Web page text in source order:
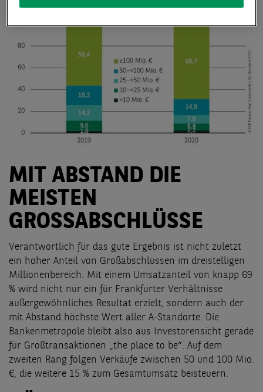
MIT ABSTAND DIE
MEISTEN
GROSSABSCHLÜSSE
Verantwortlich für das gute Ergebnis ist nicht zuletzt
ein hoher Anteil von Großabschlüssen im dreistelligen
Millionenbereich. Mit einem Umsatzanteil von knapp 69
% wird nicht nur ein für Frankfurter Verhältnisse
außergewöhnliches Resultat erzielt, sondern auch der
mit Abstand höchste Wert aller A-Standorte. Die
Bankenmetropole bleibt also aus Investorensicht gerade
für Großtransaktionen „the place to be“. Auf dem
zweiten Rang folgen Verkäufe zwischen 50 und 100 Mio.
€, die weitere 15 % zum Gesamtumsatz beisteuern.